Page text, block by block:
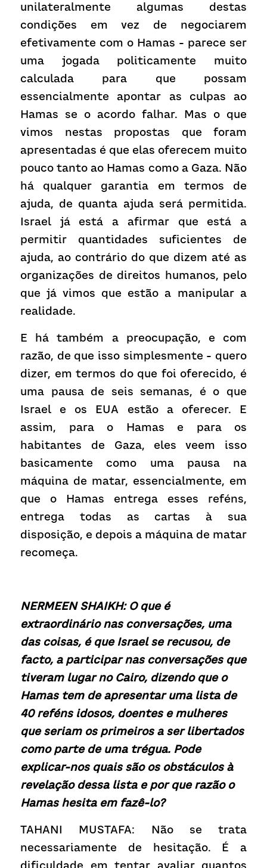
unilateralmente algumas destas
condições em vez de negociarem
efetivamente com o Hamas - parece ser
uma jogada politicamente muito
calculada para que possam
essencialmente apontar as culpas ao
Hamas se o acordo falhar. Mas o que
vimos nestas propostas que foram
apresentadas é que elas oferecem muito
pouco tanto ao Hamas como a Gaza. Não
há qualquer garantia em termos de
ajuda, de quanta ajuda será permitida.
Israel já está a afirmar que está a
permitir quantidades suficientes de
ajuda, ao contrário do que dizem até as
organizações de direitos humanos, pelo
que já vimos que estão a manipular a
realidade.
E há também a preocupação, e com
razão, de que isso simplesmente - quero
dizer, em termos do que foi oferecido, é
uma pausa de seis semanas, é o que
Israel e os EUA estão a oferecer. E
assim, para o Hamas e para os
habitantes de Gaza, eles veem isso
basicamente como uma pausa na
máquina de matar, essencialmente, em
que o Hamas entrega esses reféns,
entrega todas as cartas à sua
disposição, e depois a máquina de matar
recomeça.
NERMEEN SHAIKH: O que é
extraordinário nas conversações, uma
das coisas, é que Israel se recusou, de
facto, a participar nas conversações que
tiveram lugar no Cairo, dizendo que o
Hamas tem de apresentar uma lista de
40 reféns idosos, doentes e mulheres
que seriam os primeiros a ser libertados
como parte de uma trégua. Pode
explicar-nos quais são os obstáculos à
revelação dessa lista e por que razão o
Hamas hesita em fazê-lo?
TAHANI MUSTAFA: Não se trata
necessariamente de hesitação. É a
dificuldade em tentar avaliar quantos